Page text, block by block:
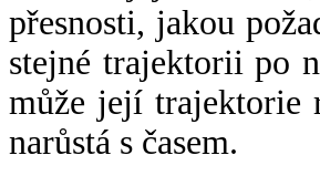
přesnosti, jakou
stejné trajektorii po
může její trajektorie
narůstá s časem.